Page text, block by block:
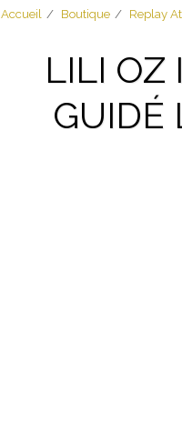
Accueil Boutique Replay
LILI OZ
GUIDÉ